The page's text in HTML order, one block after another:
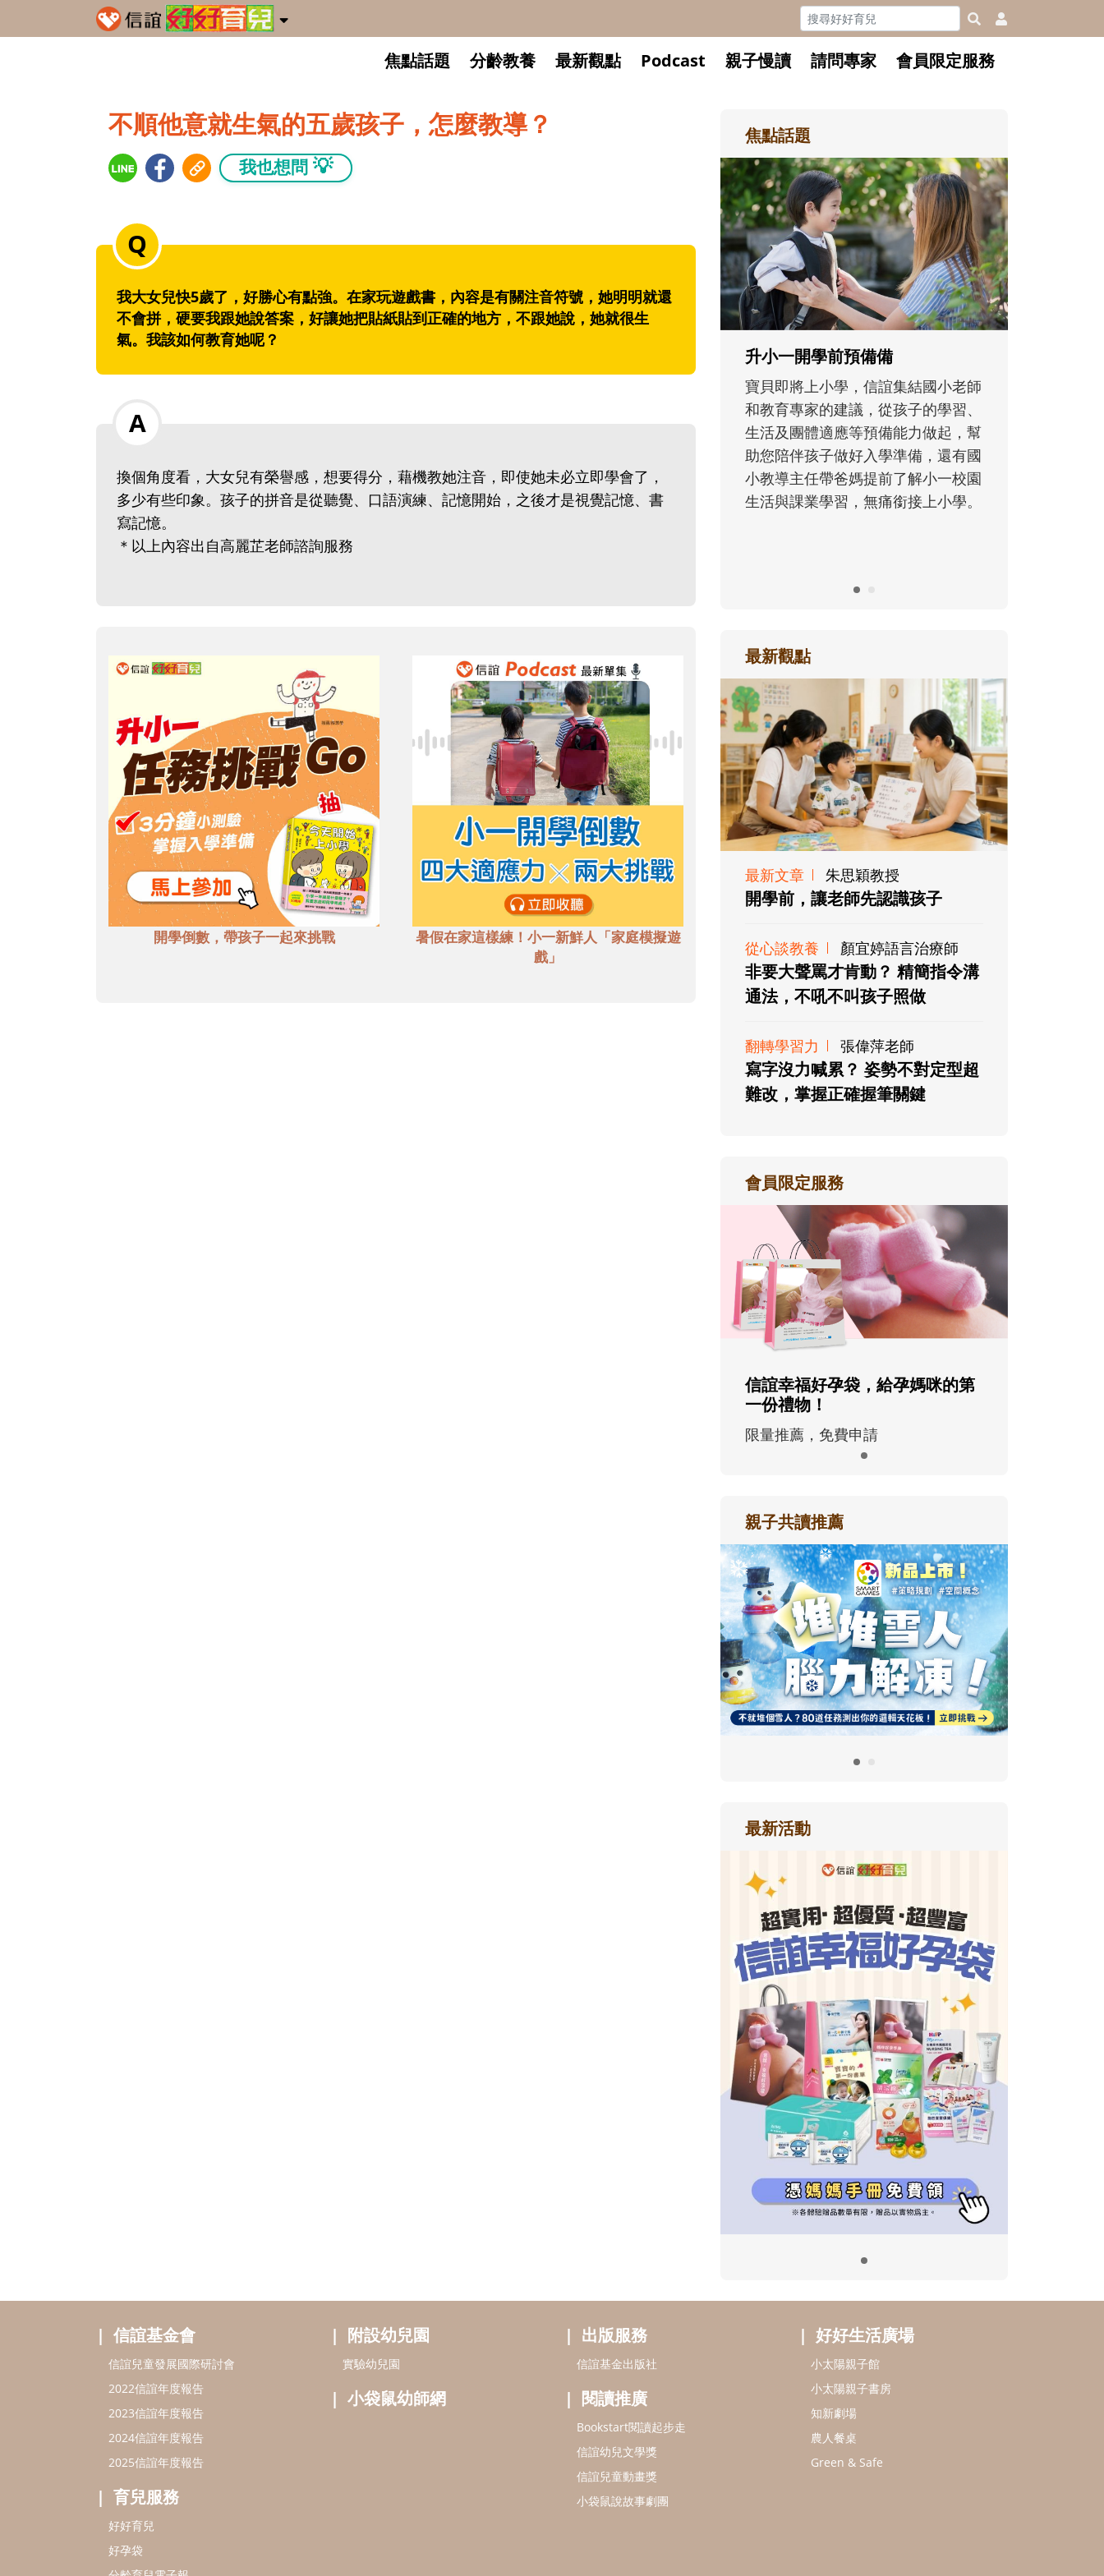
焦點話題 分齡教養 最新觀點 Podcast 親子慢讀 請問專家 會員限定服務
不順他意就生氣的五歲孩子，怎麼教導？
我也想問 💡
我大女兒快5歲了，好勝心有點強。在家玩遊戲書，內容是有關注音符號，她明明就還
不會拼，硬要我跟她說答案，好讓她把貼紙貼到正確的地方，不跟她說，她就很生
氣。我該如何教育她呢？
換個角度看，大女兒有榮譽感，想要得分，藉機教她注音，即使她未必立即學會了，
多少有些印象。孩子的拼音是從聽覺、口語演練、記憶開始，之後才是視覺記憶、書
寫記憶。
＊以上內容出自高麗芷老師諮詢服務
開學倒數，帶孩子一起來挑戰
暑假在家這樣練！小一新鮮人「家庭模擬遊
戲」
焦點話題
小教導主任帶爸媽提前了解小一校園
生活與課業學習，無痛銜接上小學。
和孩子一起長大的那個男人│讀
懂父親的不同模樣
沒有人天生就擅長當爸爸！男人總是
在一次次「前所未有」的體驗中，跟
著孩子一起長大。從給予安全感的肢
體遊戲，到獨立自主、角色認同及解
決問題的能力養成。爸爸正嘗試用不
同的模樣，參與孩子每個重要的成長
歷程。
最新觀點
最新文章 朱思穎教授
開學前，讓老師先認識孩子
從心談教養 顏宜婷語言治療師
非要大聲罵才肯動？ 精簡指令溝
通法，不吼不叫孩子照做
翻轉學習力 張偉萍老師
寫字沒力喊累？ 姿勢不對定型超
難改，掌握正確握筆關鍵
會員限定服務
信誼幸福好孕袋，給孕媽咪的第
一份禮物！
限量推薦，免費申請
親子共讀推薦
最新活動
信誼基金會
信誼兒童發展國際研討會
2022信誼年度報告
2023信誼年度報告
2024信誼年度報告
2025信誼年度報告
育兒服務
好好育兒
好孕袋
附設幼兒園
實驗幼兒園
小袋鼠幼師網
出版服務
信誼基金出版社
閱讀推廣
Bookstart閱讀起步走
信誼幼兒文學獎
信誼兒童動畫獎
小袋鼠說故事劇團
好好生活廣場
小太陽親子館
小太陽親子書房
知新劇場
農人餐桌
Green & Safe